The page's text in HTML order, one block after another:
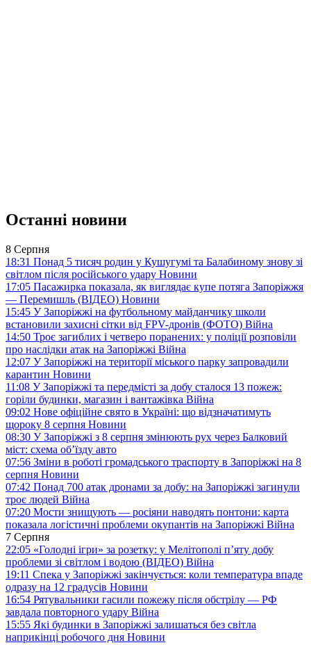
Останні новини
8 Серпня
18:31 Понад 5 тисяч родин у Кушугумі та Балабиному знову зі
світлом після російського удару Новини
17:05 Пасажирка показала, як виглядає купе потяга Запоріжжя
— Перемишль (ВІДЕО) Новини
15:45 У Запоріжжі на футбольному майданчику школи
встановили захисні сітки від FPV-дронів (ФОТО) Війна
14:50 Троє загиблих і четверо поранених: у поліції розповіли
про наслідки атак на Запоріжжі Війна
12:07 У Запоріжжі на території міського парку запровадили
карантин Новини
11:08 У Запоріжжі та передмісті за добу сталося 13 пожеж:
горіли будинки, магазин і вантажівка Війна
09:02 Нове офіційне свято в Україні: що відзначатимуть
щороку 8 серпня Новини
08:30 У Запоріжжі з 8 серпня змінюють рух через Балковий
міст: схема об’їзду авто
07:56 Зміни в роботі громадського траспорту в Запоріжжі на 8
серпня Новини
07:42 Понад 700 атак дронами за добу: на Запоріжжі загинули
троє людей Війна
07:20 Мости знищують — росіяни наводять понтони: карта
показала логістичні проблеми окупантів на Запоріжжі Війна
7 Серпня
22:05 «Голодні ігри» за розетку: у Мелітополі п’яту добу
проблеми зі світлом і водою (ВІДЕО) Війна
19:11 Спека у Запоріжжі закінчується: коли температура впаде
одразу на 12 градусів Новини
16:54 Рятувальники гасили пожежу після обстрілу — РФ
завдала повторного удару Війна
15:55 Які будинки в Запоріжжі залишаться без світла
наприкінці робочого дня Новини